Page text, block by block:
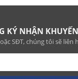
KÝ NHẬN
SĐT, chúng tôi sẽ liên